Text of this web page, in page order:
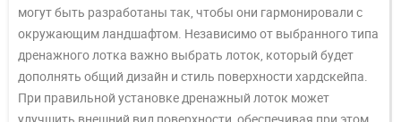
могут быть разработаны так, чтобы они гармонировали с
окружающим ландшафтом. Независимо от выбранного типа
дренажного лотка важно выбрать лоток, который будет
дополнять общий дизайн и стиль поверхности хардскейпа.
При правильной установке дренажный лоток может
улучшить внешний вид поверхности, обеспечивая при этом